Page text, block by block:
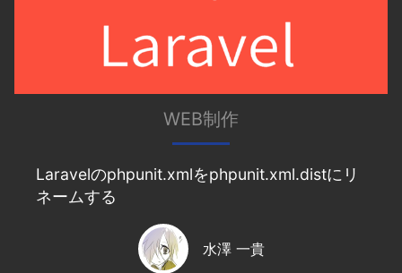
WEB制作
Laravelのphpunit.xmlをphpunit.xml.distにリ
ネームする
水澤 一貴